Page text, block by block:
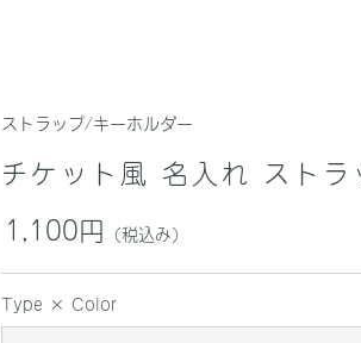
ストラップ/キーホルダー
チケット風 名入れ ストラ
1,100円 （税込み）
Type × Color